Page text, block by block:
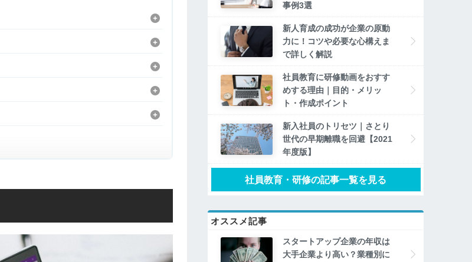
事例3選
新人育成の成功が企業の原動
力に！コツや必要な心構えま
で詳しく解説
社員教育に研修動画をおすす
めする理由｜目的・メリッ
ト・作成ポイント
新入社員のトリセツ｜さとり
世代の早期離職を回避【2021
年度版】
社員教育・研修の記事一覧を見る
オススメ記事
スタートアップ企業の年収は
大手企業より高い？業種別に